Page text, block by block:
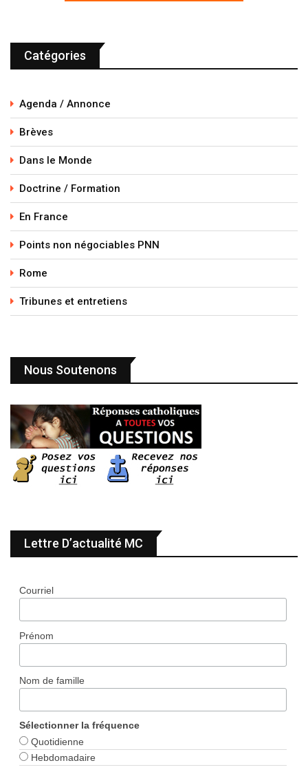
Catégories
Agenda / Annonce
Brèves
Dans le Monde
Doctrine / Formation
En France
Points non négociables PNN
Rome
Tribunes et entretiens
Nous Soutenons
Lettre D’actualité MC
Courriel
Prénom
Nom de famille
Sélectionner la fréquence
Quotidienne
Hebdomadaire